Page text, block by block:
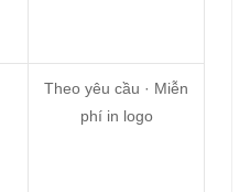
Theo yêu cầu · Miễn
phí in logo